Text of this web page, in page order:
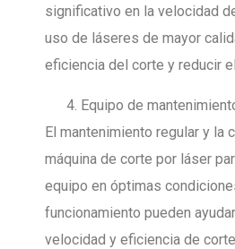
significativo en la velocidad
uso de láseres de mayor
eficiencia del corte y reducir
Equipo de
El mantenimiento regular y la
máquina de corte por láser
equipo en óptimas
funcionamiento pueden
velocidad y eficiencia de corte.